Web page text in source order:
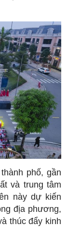
phố, gần
và trung tâm
này dự kiến
địa phương,
thúc đẩy kinh